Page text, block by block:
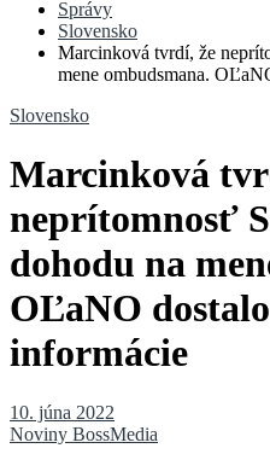
Správy
Slovensko
Marcinková tvrdí, že
mene ombudsmana.
Slovensko
Marcinková
neprítomnosť
dohodu na
OĽaNO
informácie
10. júna 2022
Noviny BossMedia